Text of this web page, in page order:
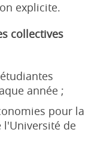
explicite.
collectives
année ;
pour la
l'Université de